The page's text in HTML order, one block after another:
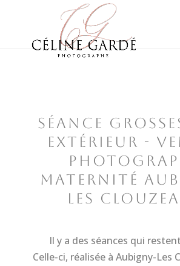
SÉANCE
EXTÉRIEUR -
MATERNITÉ
LES
Il y a des séances qui
Celle-ci, réalisée à Aubigny-Les